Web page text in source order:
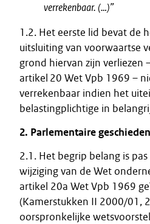
verrekenbaar. (…)”
1.2. Het eerste lid bevat de
uitsluiting van voorwaartse
grond hiervan zijn verliezen
artikel 20 Wet Vpb 1969 –
verrekenbaar indien het
belastingplichtige in
2. Parlementaire
2.1. Het begrip belang is
wijziging van de Wet
artikel 20a Wet Vpb 1969
(Kamerstukken II 2000/01,
oorspronkelijke